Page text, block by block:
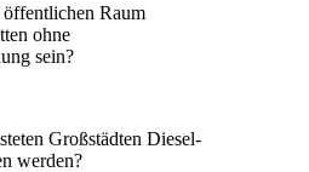
Raum
ohne
sein?
Großstädten Diesel-
werden?